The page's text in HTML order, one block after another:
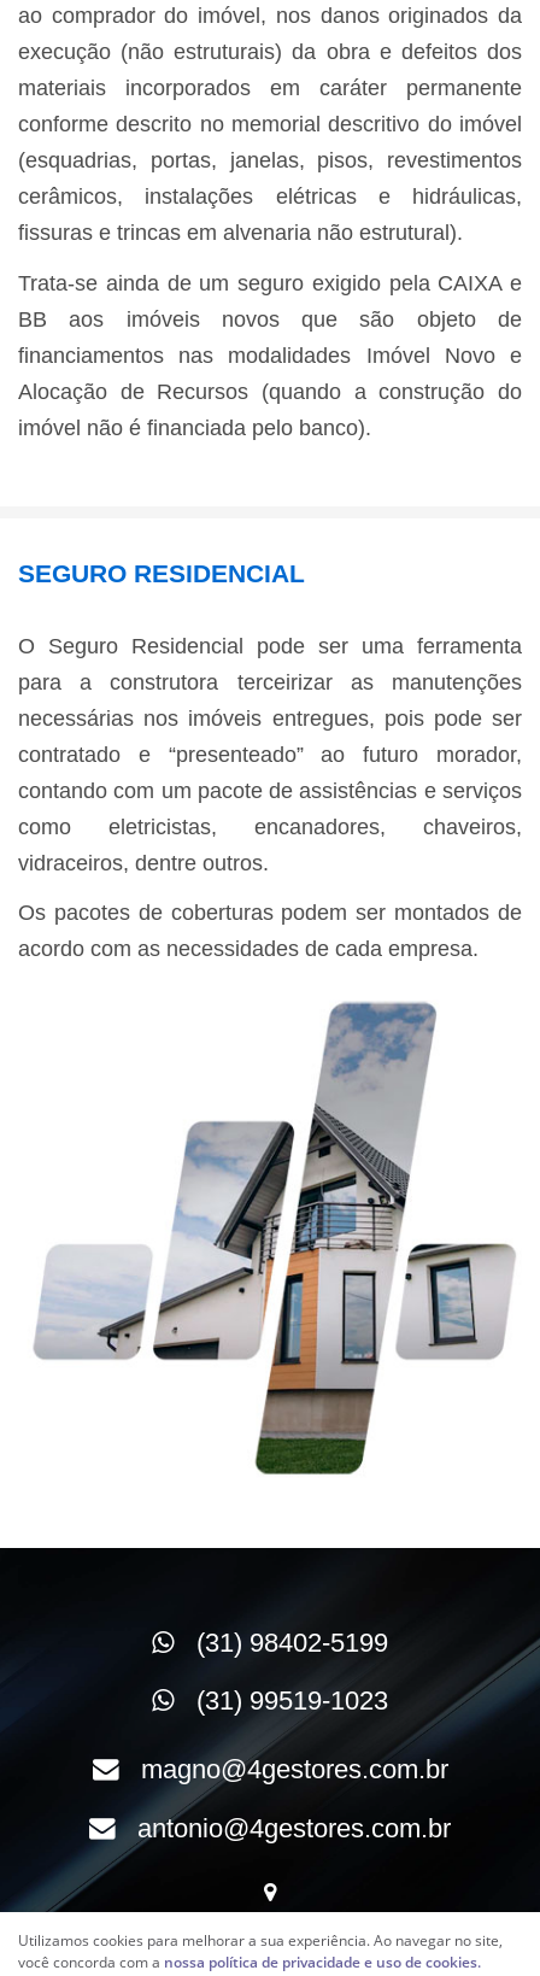
ao comprador do imóvel, nos danos originados da
execução (não estruturais) da obra e defeitos dos
materiais incorporados em caráter permanente
conforme descrito no memorial descritivo do imóvel
(esquadrias, portas, janelas, pisos, revestimentos
cerâmicos, instalações elétricas e hidráulicas,
fissuras e trincas em alvenaria não estrutural).
Trata-se ainda de um seguro exigido pela CAIXA e
BB aos imóveis novos que são objeto de
financiamentos nas modalidades Imóvel Novo e
Alocação de Recursos (quando a construção do
imóvel não é financiada pelo banco).
SEGURO RESIDENCIAL
O Seguro Residencial pode ser uma ferramenta
para a construtora terceirizar as manutenções
necessárias nos imóveis entregues, pois pode ser
contratado e “presenteado” ao futuro morador,
contando com um pacote de assistências e serviços
como eletricistas, encanadores, chaveiros,
vidraceiros, dentre outros.
Os pacotes de coberturas podem ser montados de
acordo com as necessidades de cada empresa.
(31) 98402-5199
(31) 99519-1023
magno@4gestores.com.br
antonio@4gestores.com.br
Carlos Prates - Belo Horizonte/MG
Utilizamos cookies para melhorar a sua experiência. Ao navegar no site,
você concorda com a nossa política de privacidade e uso de cookies.